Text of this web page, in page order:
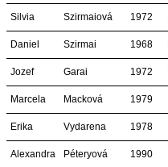
Silvia Szirmaiová 1972
Daniel Szirmai 1968
Jozef Garai 1972
Marcela Macková 1979
Erika Vydarena 1978
Alexandra Péteryová 1990